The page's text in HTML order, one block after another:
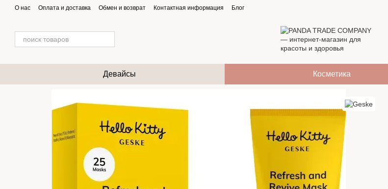
Перейти к основному контенту
О нас Оплата и доставка Обмен и возврат Контактная информация Блог
Девайсы Косметика